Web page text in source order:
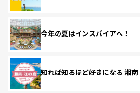
今年の夏はインスパイアへ！
知れば知るほど好きになる 湘